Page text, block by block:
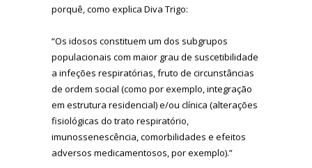
porquê, como explica Diva Trigo:
“Os idosos constituem um dos subgrupos
populacionais com maior grau de suscetibilidade
a infeções respiratórias, fruto de circunstâncias
de ordem social (como por exemplo, integração
em estrutura residencial) e/ou clínica (alterações
fisiológicas do trato respiratório,
imunossenescência, comorbilidades e efeitos
adversos medicamentosos, por exemplo).”